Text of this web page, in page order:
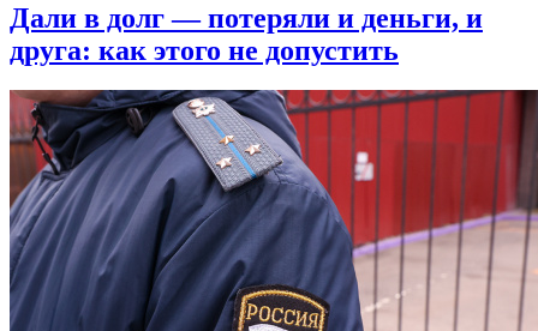
Дали в долг — потеряли и деньги, и
друга: как этого не допустить